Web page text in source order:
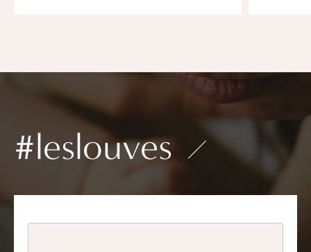
#leslouves